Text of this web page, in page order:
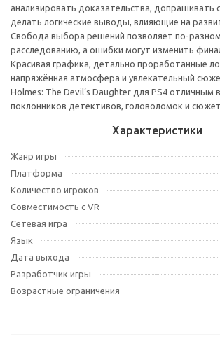
анализировать доказательства, допрашивать
делать логические выводы, влияющие на
Свобода выбора решений позволяет по-
расследованию, а ошибки могут изменить
Красивая графика, детально проработанные
напряжённая атмосфера и увлекательный
Holmes: The Devil’s Daughter для PS4
поклонников детективов, головоломок и
Характеристики
Жанр игры
Платформа
Количество игроков
Совместимость с VR
Сетевая игра
Язык
Дата выхода
Разработчик игры
Возрастные ограничения